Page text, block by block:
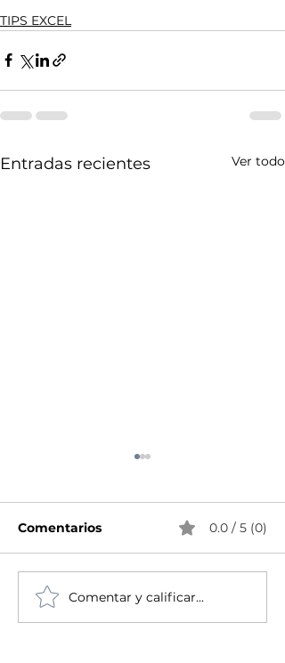
TIPS EXCEL
Entradas recientes Ver todo
Las mejores
integraciones y
Comentarios 0.0 / 5 (0)
Comentar y calificar...